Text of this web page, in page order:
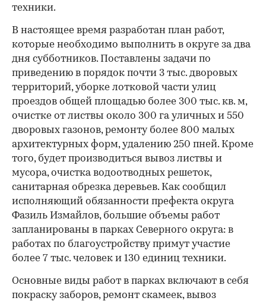
техники.
В настоящее время разработан план работ,
которые необходимо выполнить в округе за два
дня субботников. Поставлены задачи по
приведению в порядок почти 3 тыс. дворовых
территорий, уборке лотковой части улиц
проездов общей площадью более 300 тыс. кв. м,
очистке от листвы около 300 га уличных и 550
дворовых газонов, ремонту более 800 малых
архитектурных форм, удалению 250 пней. Кроме
того, будет производиться вывоз листвы и
мусора, очистка водоотводных решеток,
санитарная обрезка деревьев. Как сообщил
исполняющий обязанности префекта округа
Фазиль Измайлов, большие объемы работ
запланированы в парках Северного округа: в
работах по благоустройству примут участие
более 7 тыс. человек и 130 единиц техники.
Основные виды работ в парках включают в себя
покраску заборов, ремонт скамеек, вывоз